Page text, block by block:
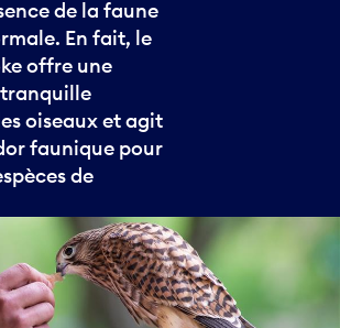
de la faune
En fait, le
offre une
oiseaux et agit
faunique pour
de